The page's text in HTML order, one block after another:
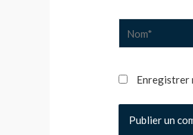
Enregistrer